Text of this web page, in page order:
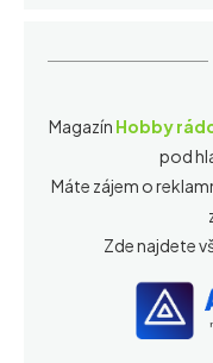
Magazín Hobby
pod
Máte zájem o
Zde najdete